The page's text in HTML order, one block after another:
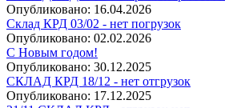
Опубликовано: 16.04.2026
Склад КРД 03/02 - нет погрузок
Опубликовано: 02.02.2026
С Новым годом!
Опубликовано: 30.12.2025
СКЛАД КРД 18/12 - нет отгрузок
Опубликовано: 17.12.2025